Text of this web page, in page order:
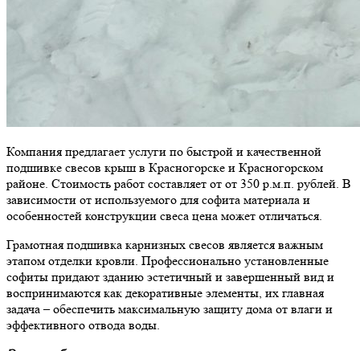
Компания предлагает услуги по быстрой и качественной
подшивке свесов крыш в Красногорске и Красногорском
районе. Стоимость работ составляет от от 350 р.м.п. рублей. В
зависимости от используемого для софита материала и
особенностей конструкции свеса цена может отличаться.
Грамотная подшивка карнизных свесов является важным
этапом отделки кровли. Профессионально установленные
софиты придают зданию эстетичный и завершенный вид и
воспринимаются как декоративные элементы, их главная
задача – обеспечить максимальную защиту дома от влаги и
эффективного отвода воды.